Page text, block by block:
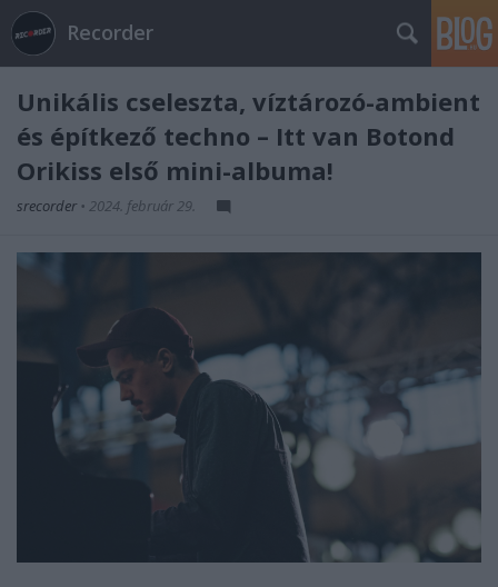
Recorder
Unikális cseleszta, víztározó-ambient
és építkező techno – Itt van Botond
Orikiss első mini-albuma!
srecorder • 2024. február 29.